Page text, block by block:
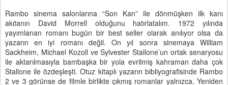
Rambo sinema salonlarına “Son Kan” ile dönmüşken ilk kanı
akıtanın David Morrell olduğunu hatırlatalım. 1972 yılında
yayımlanan romanı bugün bir best seller olarak anılıyor olsa da
yazarın en iyi romanı değil. On yıl sonra sinemaya William
Sackheim, Michael Kozoll ve Sylvester Stallone’un ortak senaryosu
ile aktarılmasıyla bambaşka bir yola evrilmiş kahraman daha çok
Stallone ile özdeşleşti. Otuz kitaplı yazarın bibliyografisinde Rambo
2 ve 3 görünse de filmle birlikte çıkmış romanlar yalnızca. Yeniden